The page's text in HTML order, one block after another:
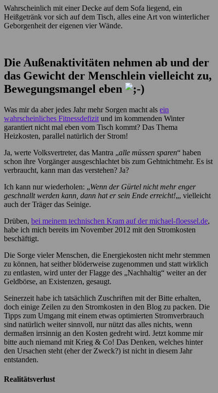
Wahrscheinlich mit einer Decke auf dem Sofa liegend, ein
Heißgetränk vor sich auf dem Tisch, alles eine Art von winterlicher
Geborgenheit der eigenen vier Wände.
Die Außenaktivitäten nehmen ab und der
das Gewicht der Menschlein vielleicht zu,
Bewegungsmangel eben
Was mir da aber jedes Jahr mehr Sorgen macht als ein
wahrscheinliches Fitnessdefizit und im kommenden Winter
garantiert nicht mal eben vom Tisch kommt? Das Thema
Heizkosten, parallel natürlich der Strom!
Ja, werte Volksvertreter, das Mantra „alle müssen sparen“ haben
schon ihre Vorgänger ausgeschlachtet bis zum Gehtnichtmehr. Es ist
verbraucht, kann man das verstehen? Ja?
Ich kann nur wiederholen: „Wenn der Gürtel nicht mehr enger
geschnallt werden kann, dann hat er sein Ende erreicht!„, vielleicht
auch der Träger das Seinige.
Drüben, bei meinem technischen Kram auf der michael-floessel.de,
habe ich mich bereits im November 2012 mit den Stromkosten
beschäftigt.
Die Sorge vieler Menschen, die Energiekosten nicht mehr stemmen
zu können, hat seither blöderweise zugenommen und statt wirklich
zu entlasten, wird unter der Flagge des „Nachhaltig“ weiter an der
Geldbörse, an Existenzen, gesaugt.
Seinerzeit habe ich tatsächlich Zuschriften mit der Bitte erhalten,
doch einige Zeilen zu den Stromkosten in den Blog zu packen. Die
Tipps zum Umgang mit einem etwas optimierten Stromverbrauch
sind natürlich weiter sinnvoll, nur nützt das alles nichts, wenn
dermaßen irrsinnig an den Kosten gedreht wird. Jetzt komme mir
bitte auch niemand mit Krieg & Co! Das Denken, welches hinter
den Ursachen steht (eher der Zweck?) ist nicht in diesem Jahr
entstanden.
Realitätsverlust